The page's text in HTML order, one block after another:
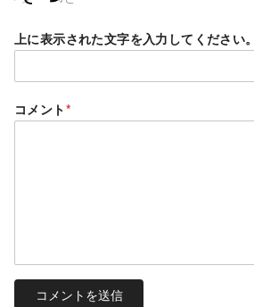
上に表示された文字を入力してください。
コメント*